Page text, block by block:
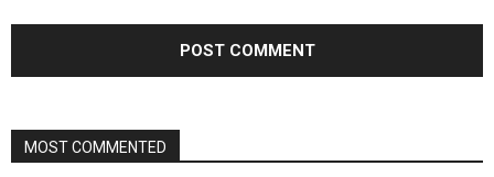
MOST COMMENTED